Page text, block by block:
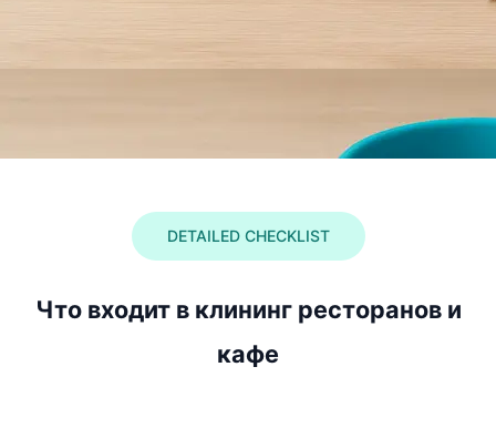
DETAILED CHECKLIST
Что входит в клининг ресторанов и
кафе